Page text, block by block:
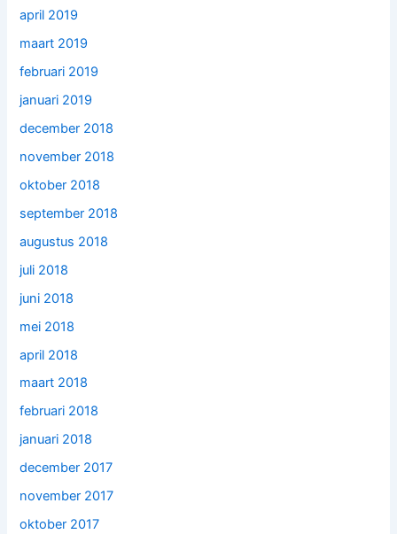
april 2019
maart 2019
februari 2019
januari 2019
december 2018
november 2018
oktober 2018
september 2018
augustus 2018
juli 2018
juni 2018
mei 2018
april 2018
maart 2018
februari 2018
januari 2018
december 2017
november 2017
oktober 2017